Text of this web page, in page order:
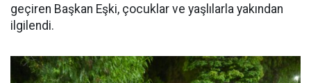
geçiren Başkan Eşki, çocuklar ve yaşlılarla yakından
ilgilendi.